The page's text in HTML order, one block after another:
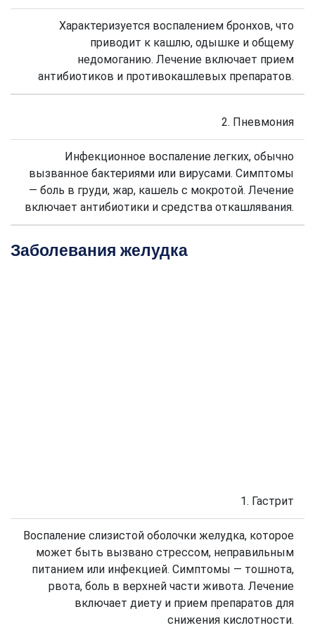
Характеризуется воспалением бронхов, что
приводит к кашлю, одышке и общему
недомоганию. Лечение включает прием
антибиотиков и противокашлевых препаратов.
2. Пневмония
Инфекционное воспаление легких, обычно
вызванное бактериями или вирусами. Симптомы
— боль в груди, жар, кашель с мокротой. Лечение
включает антибиотики и средства откашлявания.
Заболевания желудка
1. Гастрит
Воспаление слизистой оболочки желудка, которое
может быть вызвано стрессом, неправильным
питанием или инфекцией. Симптомы — тошнота,
рвота, боль в верхней части живота. Лечение
включает диету и прием препаратов для
снижения кислотности.